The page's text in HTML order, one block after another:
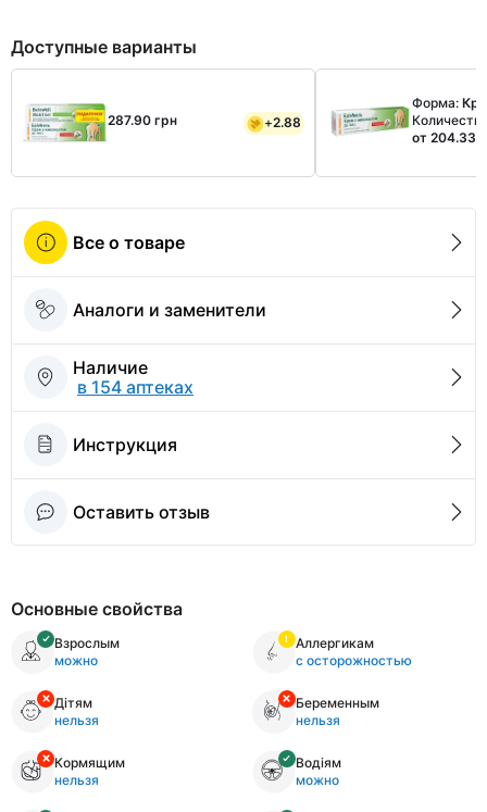
Доступные варианты
287.90 грн +2.88
Форма:
от 204.33
Все о товаре
Аналоги и заменители
Наличие
в 154 аптеках
Инструкция
Оставить отзыв
Основные свойства
Взрослым
можно
Аллергикам
с осторожностью
Дітям
нельзя
Беременным
нельзя
Кормящим
нельзя
Водіям
можно